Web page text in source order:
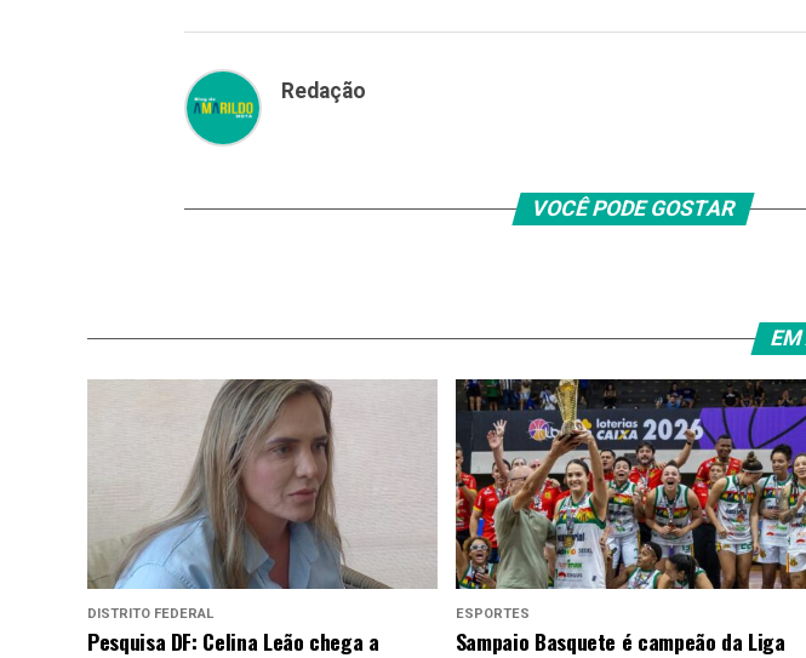
Redação
VOCÊ PODE GOSTAR
EM
DISTRITO FEDERAL
Pesquisa DF: Celina Leão chega a
ESPORTES
Sampaio Basquete é campeão da Liga